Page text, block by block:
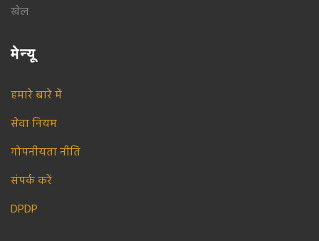
खेल
मेन्यू
हमारे बारे में
सेवा नियम
गोपनीयता नीति
संपर्क करें
DPDP